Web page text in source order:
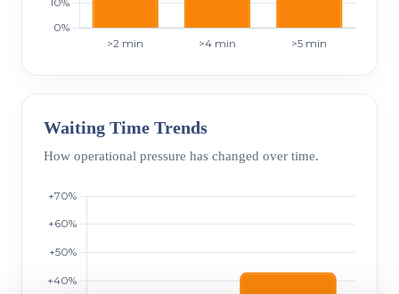
Waiting Time Trends
How operational pressure has changed over time.